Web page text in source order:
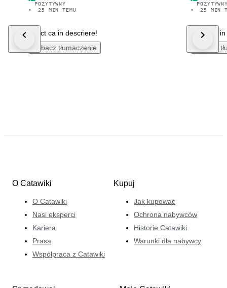
POZYTYWNY
•
25 MIN TEMU
Exact ca in descriere!
Zobacz tłumaczenie
•
25 MIN
Exact ca
Zobacz
O Catawiki
O Catawiki
Nasi eksperci
Kariera
Prasa
Współpraca z Catawiki
Kupuj
Jak kupować
Ochrona nabywców
Historie Catawiki
Warunki dla nabywcy